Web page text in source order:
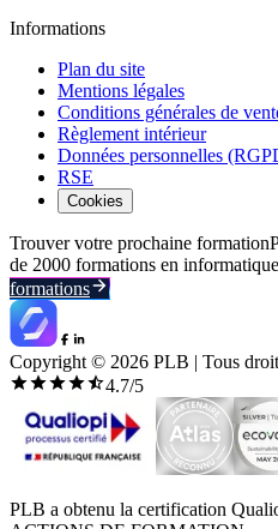
Informations
Plan du site
Mentions légales
Conditions générales de
Règlement intérieur
Données personnelles
RSE
Cookies
Trouver votre prochaine formation
de 2000 formations en
formations
Copyright © 2026 PLB | Tous
4.7/5
PLB a obtenu la certification